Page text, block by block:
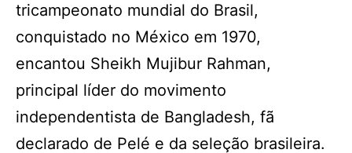
tricampeonato mundial do Brasil,
conquistado no México em 1970,
encantou Sheikh Mujibur Rahman,
principal líder do movimento
independentista de Bangladesh, fã
declarado de Pelé e da seleção brasileira.